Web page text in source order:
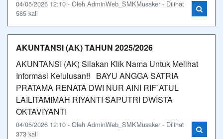
04/05/2026 12:10 - Oleh AdminWeb_SMKMusaker - Dilihat
585 kali
AKUNTANSI (AK) TAHUN 2025/2026
AKUNTANSI (AK) Silakan Klik Nama Untuk Melihat
Informasi Kelulusan!! BAYU ANGGA SATRIA
PRATAMA RENATA DWI NUR AINI RIF`ATUL
LAILITAMIMAH RIYANTI SAPUTRI DWISTA
OKTAVIYANTI
04/05/2026 12:10 - Oleh AdminWeb_SMKMusaker - Dilihat
373 kali